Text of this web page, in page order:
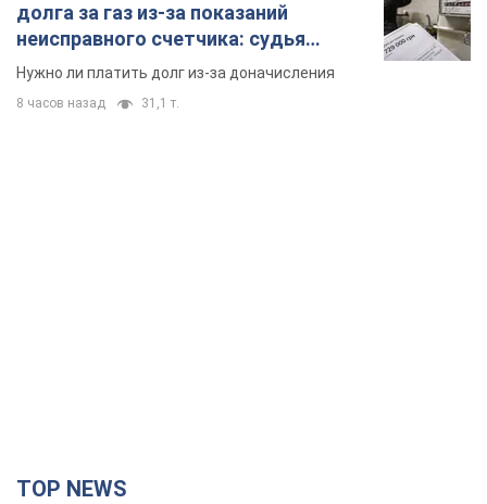
долга за газ из-за показаний
неисправного счетчика: судья
вынес неожиданное решение
Нужно ли платить долг из-за доначисления
8 часов назад 31,1 т.
TOP NEWS